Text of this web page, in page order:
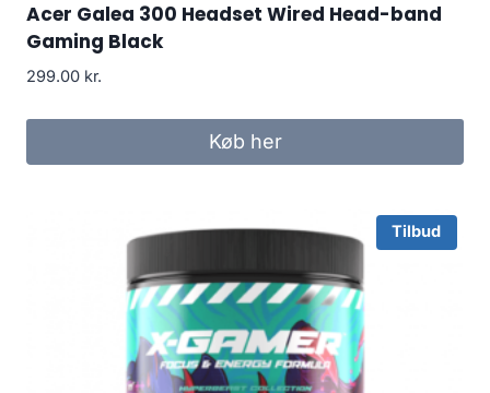
Acer Galea 300 Headset Wired Head-band
Gaming Black
299.00 kr.
Køb her
Tilbud